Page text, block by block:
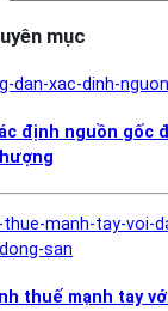
mục
định nguồn gốc
thuế mạnh tay